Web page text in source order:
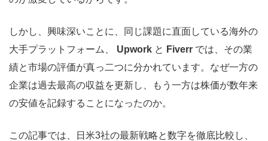
しかし、興味深いことに、同じ課題に直面している海外の
大手プラットフォーム、 Upwork と Fiverr では、その業
績と市場の評価が真っ二つに分かれています。なぜ一方の
企業は過去最高の収益を更新し、もう一方は株価が数年来
の安値を記録することになったのか。
この記事では、日米3社の最新戦略と数字を徹底比較し、